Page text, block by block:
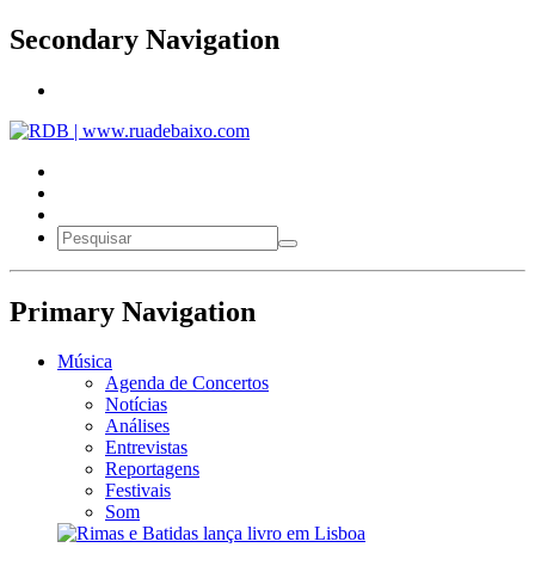
Secondary Navigation
Primary Navigation
Música
Agenda de Concertos
Notícias
Análises
Entrevistas
Reportagens
Festivais
Som